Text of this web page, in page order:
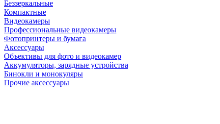
Беззеркальные
Компактные
Видеокамеры
Профессиональные видеокамеры
Фотопринтеры и бумага
Аксессуары
Объективы для фото и видеокамер
Аккумуляторы, зарядные устройства
Бинокли и монокуляры
Прочие аксессуары